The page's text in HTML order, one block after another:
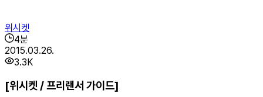
위시켓
4분
2015.03.26.
3.3K
[위시켓 / 프리랜서 가이드]